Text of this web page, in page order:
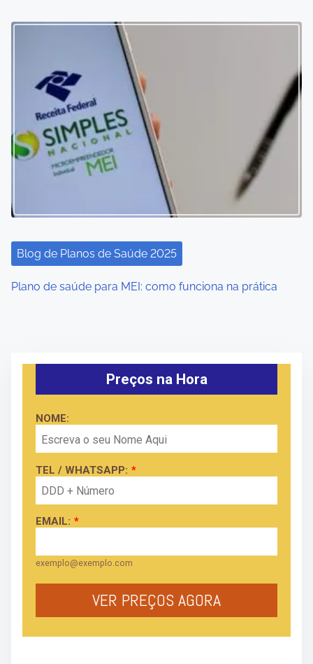
Blog de Planos de Saúde 2025
Plano de saúde para MEI: como funciona na prática